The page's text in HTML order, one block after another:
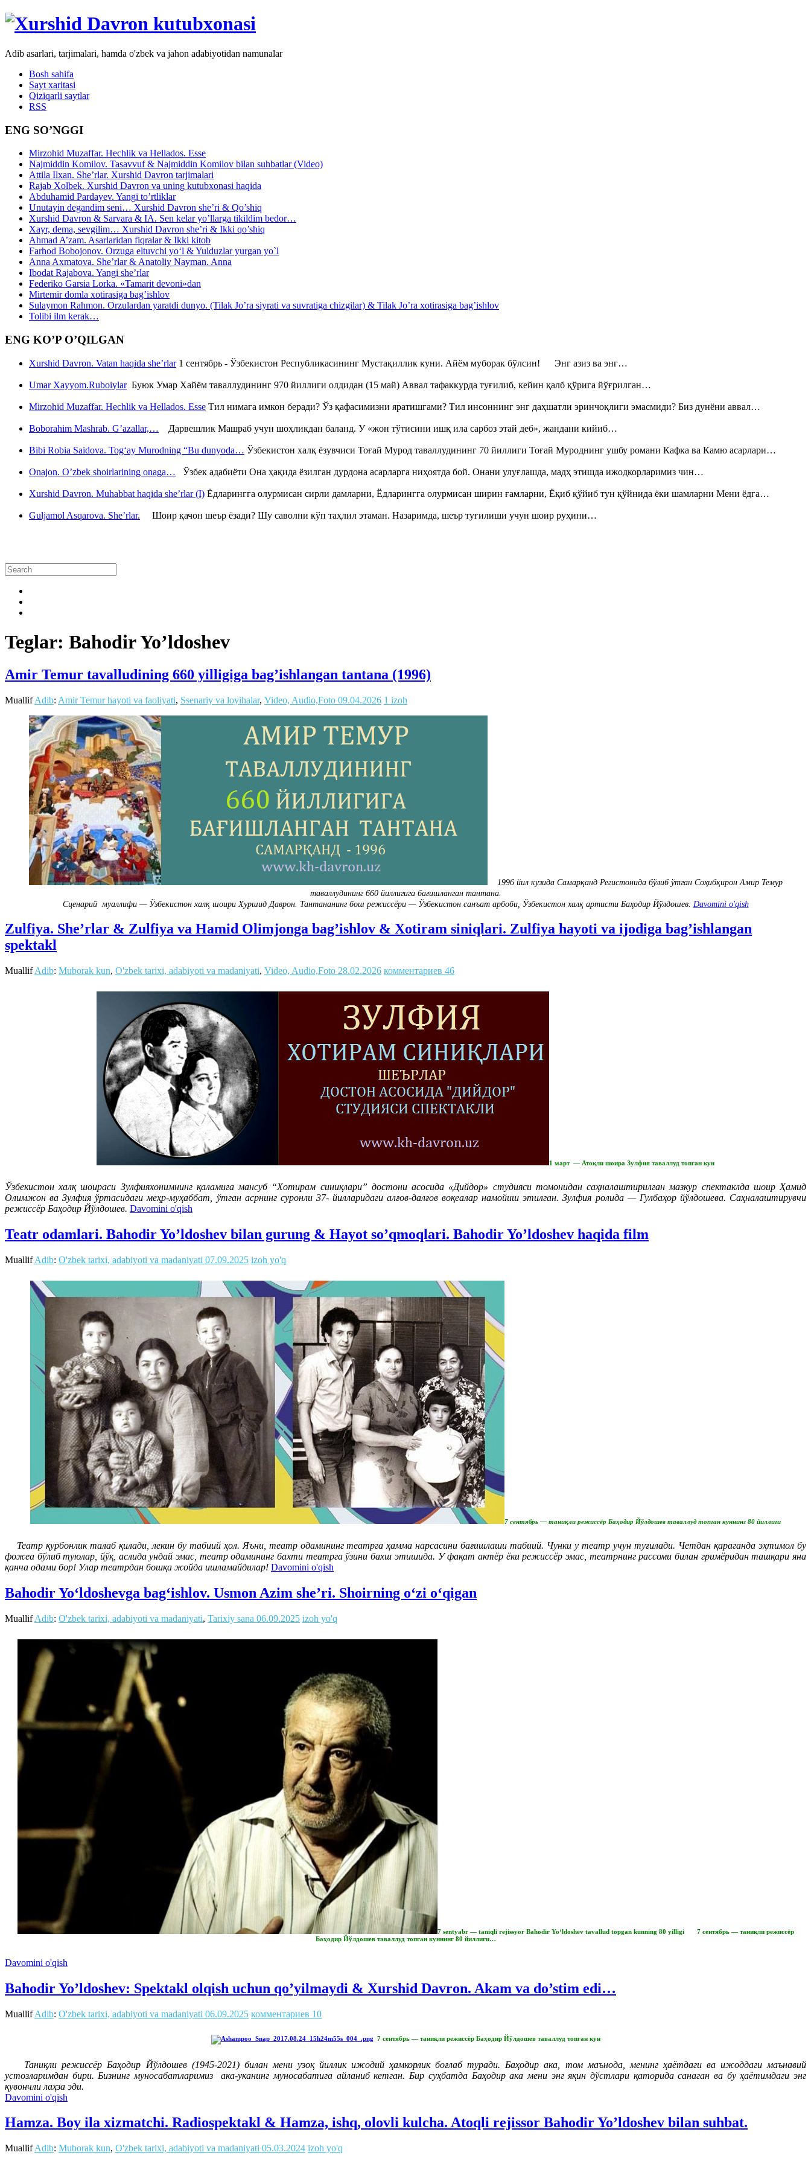
Adib asarlari, tarjimalari, hamda o'zbek va jahon adabiyotidan namunalar
Bosh sahifa
Sayt xaritasi
Qiziqarli saytlar
RSS
ENG SO’NGGI
Mirzohid Muzaffar. Hechlik va Hellados. Esse
Najmiddin Komilov. Tasavvuf & Najmiddin Komilov bilan suhbatlar (Video)
Attila Ilxan. She’rlar. Xurshid Davron tarjimalari
Rajab Xolbek. Xurshid Davron va uning kutubxonasi haqida
Abduhamid Pardayev. Yangi to’rtliklar
Unutayin degandim seni… Xurshid Davron she’ri & Qo’shiq
Xurshid Davron & Sarvara & IA. Sen kelar yo’llarga tikildim bedor…
Xayr, dema, sevgilim… Xurshid Davron she’ri & Ikki qo’shiq
Ahmad A’zam. Asarlaridan fiqralar & Ikki kitob
Farhod Bobojonov. Orzuga eltuvchi yo‘l & Yulduzlar yurgan yo`l
Anna Axmatova. She’rlar & Anatoliy Nayman. Anna
Ibodat Rajabova. Yangi she’rlar
Federiko Garsia Lorka. «Tamarit devoni»dan
Mirtemir domla xotirasiga bag’ishlov
Sulaymon Rahmon. Orzulardan yaratdi dunyo. (Tilak Jo’ra siyrati va suvratiga chizgilar) & Tilak Jo’ra xotirasiga bag’ishlov
Tolibi ilm kerak…
ENG KO’P O’QILGAN
Xurshid Davron. Vatan haqida she’rlar1 сентябрь - Ўзбекистон Республикасининг Мустақиллик куни. Айём муборак бўлсин! Энг азиз ва энг…
Umar Xayyom.RuboiylarБуюк Умар Хайём таваллудининг 970 йиллиги олдидан (15 май) Аввал тафаккурда туғилиб, кейин қалб қўрига йўғрилган…
Mirzohid Muzaffar. Hechlik va Hellados. Esse Тил нимага имкон беради? Ўз қафасимизни яратишгами? Тил инсоннинг энг даҳшатли эринчоқлиги эмасмиди? Биз дунёни аввал…
Boborahim Mashrab. G’azallar,… Дарвешлик Машраб учун шоҳликдан баланд. У «жон тўтисини ишқ ила сарбоз этай деб», жандани кийиб…
Bibi Robia Saidova. Tog‘ay Murodning “Bu dunyoda… Ўзбекистон халқ ёзувчиси Тоғай Мурод таваллудининг 70 йиллиги Тоғай Муроднинг ушбу романи Кафка ва Камю асарлари…
Onajon. O’zbek shoirlarining onaga… Ўзбек адабиёти Она ҳақида ёзилган дурдона асарларга ниҳоятда бой. Онани улуғлашда, мадҳ этишда ижодкорларимиз чин…
Xurshid Davron. Muhabbat haqida she’rlar (I) Ёдларингга олурмисан сирли дамларни, Ёдларингга олурмисан ширин ғамларни, Ёқиб қўйиб тун қўйнида ёки шамларни Мени ёдга…
Guljamol Asqarova. She’rlar. Шоир қачон шеър ёзади? Шу саволни кўп таҳлил этаман. Назаримда, шеър туғилиши учун шоир руҳини…
Teglar: Bahodir Yo’ldoshev
Amir Temur tavalludining 660 yilligiga bag’ishlangan tantana (1996)
MuallifAdib: Amir Temur hayoti va faoliyati, Ssenariy va loyihalar, Video, Audio,Foto 09.04.2026 1 izoh
1996 йил кузида Самарқанд Регистонида бўлиб ўтган Соҳибқирон Амир Темур
таваллудининг 660 йиллигига бағишланган тантана.
Сценарий муаллифи — Ўзбекистон халқ шоири Хуршид Даврон. Тантананинг бош режиссёри — Ўзбекистон санъат арбоби, Ўзбекистон халқ артисти Баҳодир Йўлдошев. Davomini o'qish
Zulfiya. She’rlar & Zulfiya va Hamid Olimjonga bag’ishlov & Xotiram siniqlari. Zulfiya hayoti va ijodiga bag’ishlangan
spektakl
MuallifAdib: Muborak kun, O'zbek tarixi, adabiyoti va madaniyati, Video, Audio,Foto 28.02.2026 комментариев 46
1 март — Атоқли шоира Зулфия таваллуд топган кун
Ўзбекистон халқ шоираси Зулфияхонимнинг қаламига мансуб “Хотирам синиқлари” достони асосида «Дийдор» студияси томонидан саҳналаштирилган мазкур спектаклда шоир Ҳамид
Олимжон ва Зулфия ўртасидаги меҳр-муҳаббат, ўтган асрнинг суронли 37- йилларидаги алғов-далғов воқеалар намойиш этилган. Зулфия ролида — Гулбаҳор йўлдошева. Саҳналаштирувчи
режиссёр Баҳодир Йўлдошев. Davomini o'qish
Teatr odamlari. Bahodir Yo’ldoshev bilan gurung & Hayot so’qmoqlari. Bahodir Yo’ldoshev haqida film
MuallifAdib: O'zbek tarixi, adabiyoti va madaniyati 07.09.2025 izoh yo'q
7 сентябрь — таниқли режиссёр Баҳодир Йўлдошев таваллуд топган куннинг 80 йиллиги
Театр қурбонлик талаб қилади, лекин бу табиий ҳол. Яъни, театр одамининг театрга ҳамма нарсасини бағишлаши табиий. Чунки у театр учун туғилади. Четдан қараганда эҳтимол бу
фожеа бўлиб туюлар, йўқ, аслида ундай эмас, театр одамининг бахти театрга ўзини бахш этишида. У фақат актёр ёки режиссёр эмас, театрнинг рассоми билан гримёридан ташқари яна
қанча одами бор! Улар театрдан бошқа жойда ишламайдилар! Davomini o'qish
Bahodir Yo‘ldoshevga bag‘ishlov. Usmon Azim she’ri. Shoirning o‘zi o‘qigan
MuallifAdib: O'zbek tarixi, adabiyoti va madaniyati, Tarixiy sana 06.09.2025 izoh yo'q
7 sentyabr — taniqli rejissyor Bahodir Yo‘ldoshev tavallud topgan kunning 80 yilligi 7 сентябрь — таниқли режиссёр
Баҳодир Йўлдошев таваллуд топган куннинг 80 йиллиги…
Davomini o'qish
Bahodir Yo’ldoshev: Spektakl olqish uchun qo’yilmaydi & Xurshid Davron. Akam va do’stim edi…
MuallifAdib: O'zbek tarixi, adabiyoti va madaniyati 06.09.2025 комментариев 10
7 сентябрь — таниқли режиссёр Баҳодир Йўлдошев таваллуд топган кун
Таниқли режиссёр Баҳодир Йўлдошев (1945-2021) билан мени узоқ йиллик ижодий ҳамкорлик боғлаб туради. Баҳодир ака, том маънода, менинг ҳаётдаги ва ижоддаги маънавий
устозларимдан бири. Бизнинг муносабатларимиз ака-уканинг муносабатига айланиб кетган. Бир суҳбатда Баҳодир ака мени энг яқин дўстлари қаторида санаган ва бу ҳаётимдаги энг
қувончли лаҳза эди.
Davomini o'qish
Hamza. Boy ila xizmatchi. Radiospektakl & Hamza, ishq, olovli kulcha. Atoqli rejissor Bahodir Yo’ldoshev bilan suhbat.
MuallifAdib: Muborak kun, O'zbek tarixi, adabiyoti va madaniyati 05.03.2024 izoh yo'q